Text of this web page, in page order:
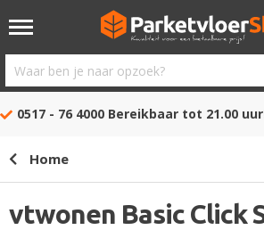
Waar
ben
opzoek?
0517 - 76 4000 Bereikbaar tot 21.00
Home
vtwonen Basic Click